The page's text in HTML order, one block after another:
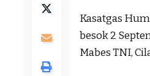
Kasatgas
besok 2
Mabes TNI,